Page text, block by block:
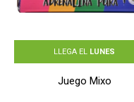
LLEGA EL LUNES
Juego Mixo